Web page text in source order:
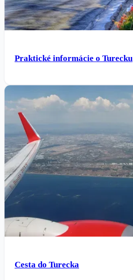
Praktické informácie o Turecku
Cesta do Turecka